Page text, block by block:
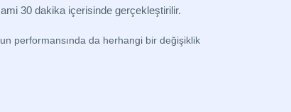
30 dakika içerisinde gerçekleştirilir.
performansında da herhangi bir değişiklik